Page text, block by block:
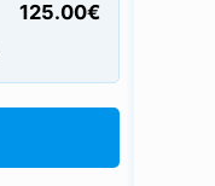
125.00€